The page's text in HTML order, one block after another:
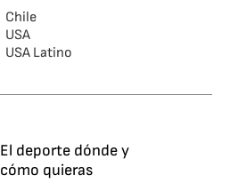
Chile
USA
USA Latino
El deporte dónde y
cómo quieras